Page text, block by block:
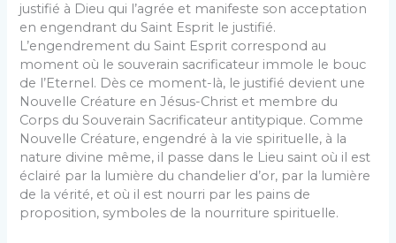
justifié à Dieu qui l’agrée et manifeste son acceptation
en engendrant du Saint Esprit le justifié.
L’engendrement du Saint Esprit correspond au
moment où le souverain sacrificateur immole le bouc
de l’Eternel. Dès ce moment-là, le justifié devient une
Nouvelle Créature en Jésus-Christ et membre du
Corps du Souverain Sacrificateur antitypique. Comme
Nouvelle Créature, engendré à la vie spirituelle, à la
nature divine même, il passe dans le Lieu saint où il est
éclairé par la lumière du chandelier d’or, par la lumière
de la vérité, et où il est nourri par les pains de
proposition, symboles de la nourriture spirituelle.